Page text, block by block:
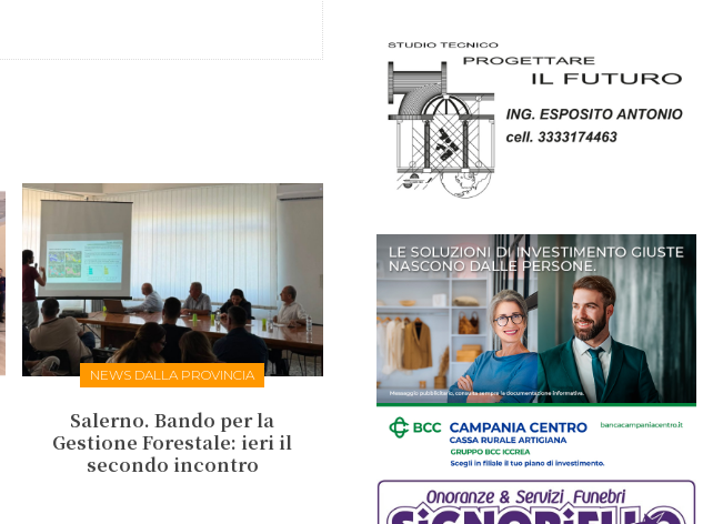
NEWS DALLA PROVINCIA
Salerno. Bando per la
Gestione Forestale: ieri il
secondo incontro